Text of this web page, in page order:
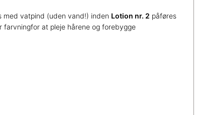
med vatpind (uden vand!) inden Lotion nr. 2 påføres
at pleje hårene og forebygge